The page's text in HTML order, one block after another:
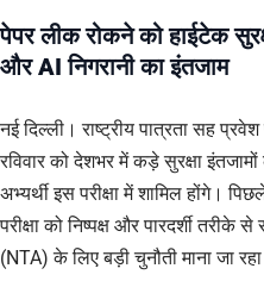
पेपर लीक रोकने को हाईटेक
और AI निगरानी का इंतजाम
नई दिल्ली। राष्ट्रीय पात्रता सह
रविवार को देशभर में कड़े सुरक्षा
अभ्यर्थी इस परीक्षा में शामिल होंगे।
परीक्षा को निष्पक्ष और पारदर्शी तरीके
(NTA) के लिए बड़ी चुनौती माना जा